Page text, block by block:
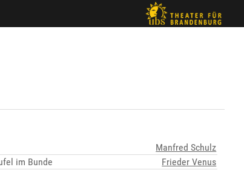
Manfred Schulz
im Bunde
Frieder Venus